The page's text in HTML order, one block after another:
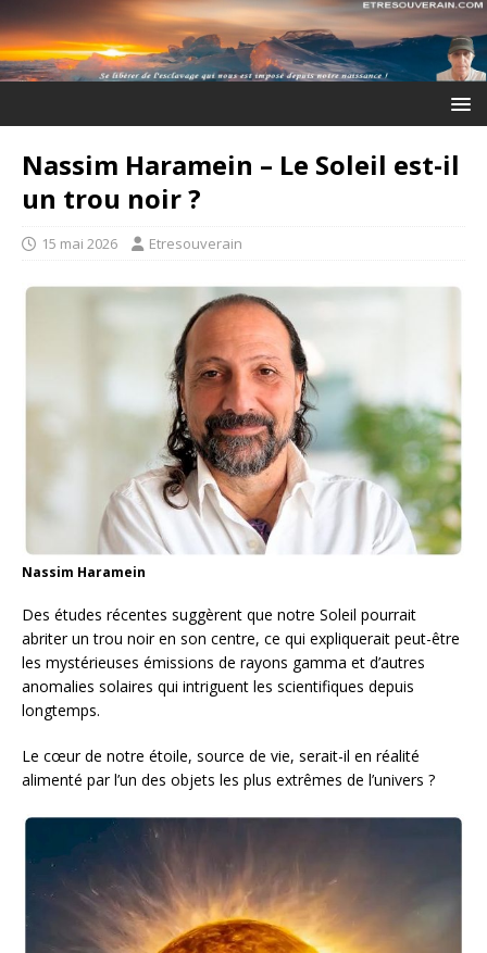
Nassim Haramein – Le Soleil est-il
un trou noir ?
15 mai 2026 Etresouverain
Nassim Haramein
Des études récentes suggèrent que notre Soleil pourrait
abriter un trou noir en son centre, ce qui expliquerait peut-être
les mystérieuses émissions de rayons gamma et d’autres
anomalies solaires qui intriguent les scientifiques depuis
longtemps.
Le cœur de notre étoile, source de vie, serait-il en réalité
alimenté par l’un des objets les plus extrêmes de l’univers ?